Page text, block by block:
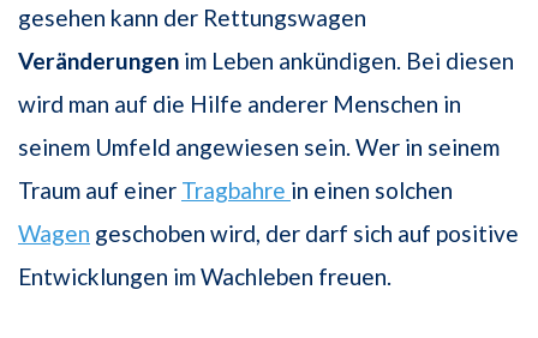
gesehen kann der Rettungswagen
Veränderungen im Leben ankündigen. Bei diesen
wird man auf die Hilfe anderer Menschen in
seinem Umfeld angewiesen sein. Wer in seinem
Traum auf einer Tragbahre in einen solchen
Wagen geschoben wird, der darf sich auf positive
Entwicklungen im Wachleben freuen.